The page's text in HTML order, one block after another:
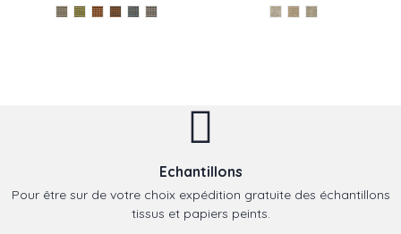
Echantillons
Pour être sur de votre choix expédition gratuite des échantillons
tissus et papiers peints.